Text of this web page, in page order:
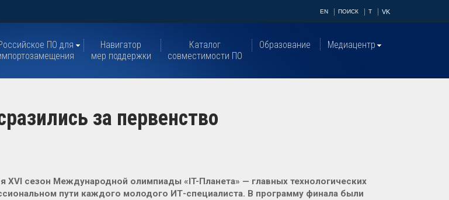
EN ПОИСК T VK
ПО для
Навигатор
мер поддержки
Каталог
совместимости ПО
Образование Медиацентр
за первенство
XVI сезон Международной олимпиады «IT-Планета» — главных технологических
пути каждого молодого ИТ-специалиста. В программу финала были